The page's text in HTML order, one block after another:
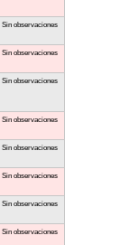
Sin observaciones
Sin observaciones
Sin observaciones
Sin observaciones
Sin observaciones
Sin observaciones
Sin observaciones
Sin observaciones